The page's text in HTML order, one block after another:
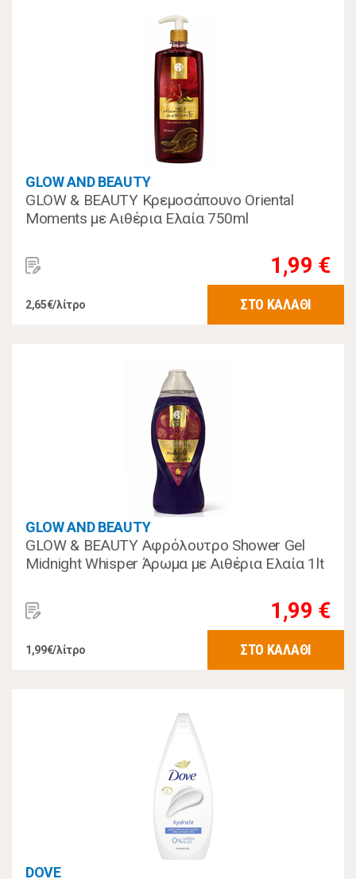
GLOW AND BEAUTY
GLOW & BEAUTY Κρεμοσάπουνο Oriental
Moments με Αιθέρια Ελαία 750ml
1,99 €
2,65€/λίτρο ΣΤΟ ΚΑΛΑΘΙ
GLOW AND BEAUTY
GLOW & BEAUTY Αφρόλουτρο Shower Gel
Midnight Whisper Άρωμα με Αιθέρια Ελαία 1lt
1,99 €
1,99€/λίτρο ΣΤΟ ΚΑΛΑΘΙ
DOVE